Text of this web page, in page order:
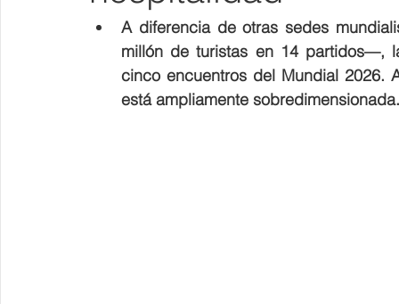
A diferencia de otras sedes
millón de turistas en 14 partidos—,
cinco encuentros del Mundial 2026.
está ampliamente